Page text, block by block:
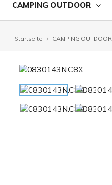
CAMPING OUTDOOR
Startseite CAMPING OUTDOOR